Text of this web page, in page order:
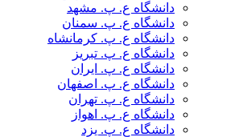
دانشگاه ع. پ. مشهد
دانشگاه ع. پ. سمنان
دانشگاه ع. پ. کرمانشاه
دانشگاه ع. پ. تبریز
دانشگاه ع. پ. ایران
دانشگاه ع. پ. اصفهان
دانشگاه ع. پ. تهران
دانشگاه ع. پ. اهواز
دانشگاه ع. پ. یزد